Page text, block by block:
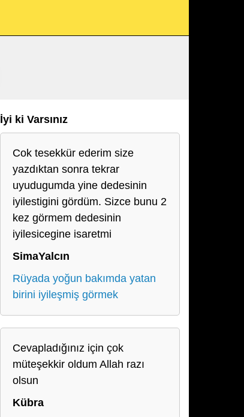
İyi ki Varsınız
Cok tesekkür ederim size
yazdıktan sonra tekrar
uyudugumda yine dedesinin
iyilestigini gördüm. Sizce bunu 2
kez görmem dedesinin
iyilesicegine isaretmi
SimaYalcın
Rüyada yoğun bakımda yatan
birini iyileşmiş görmek
Cevapladığınız için çok
müteşekkir oldum Allah razı
olsun
Kübra